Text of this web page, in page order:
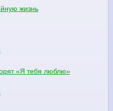
жизнь
«Я тебя люблю»